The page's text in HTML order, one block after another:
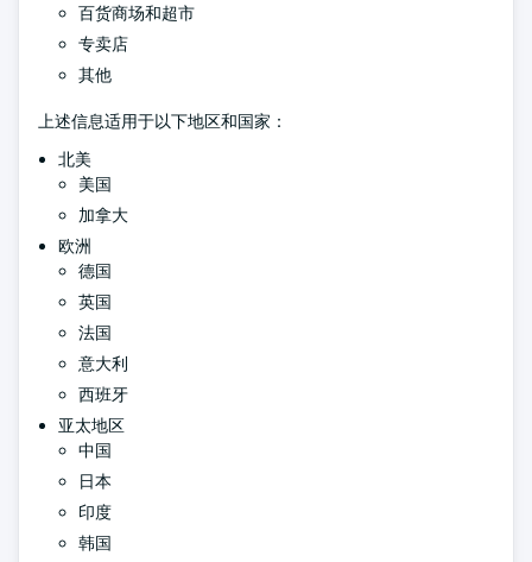
百货商场和超市
专卖店
其他
上述信息适用于以下地区和国家：
北美
美国
加拿大
欧洲
德国
英国
法国
意大利
西班牙
亚太地区
中国
日本
印度
韩国